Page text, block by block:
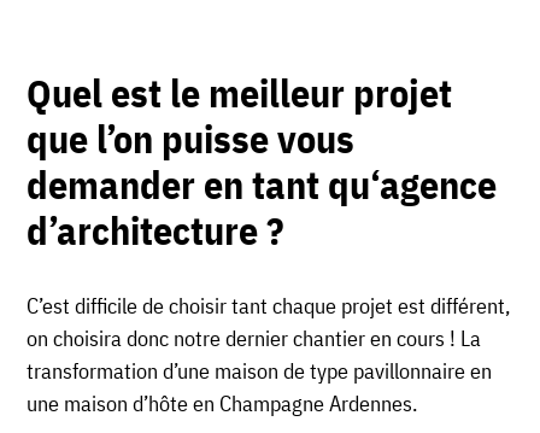
Quel est le meilleur projet
que l’on puisse vous
demander en tant qu‘agence
d’architecture?
C’est difficile de choisir tant chaque projet est différent,
on choisira donc notre dernier chantier en cours ! La
transformation d’une maison de type pavillonnaire en
une maison d’hôte en Champagne Ardennes.